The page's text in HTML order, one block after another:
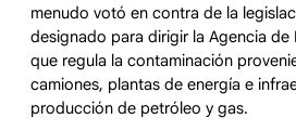
menudo votó en contra de la
designado para dirigir la Agencia de
que regula la contaminación
camiones, plantas de energía e
producción de petróleo y gas.